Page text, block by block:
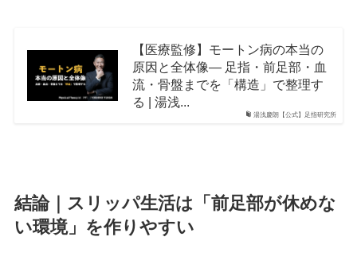
湯浅慶朗【公式】足指研究所
【医療監修】モートン病の本当の
原因と全体像― 足指・前足部・血
流・骨盤までを「構造」で整理す
る | 湯浅...
結論｜スリッパ生活は「前足部が休めな
い環境」を作りやすい